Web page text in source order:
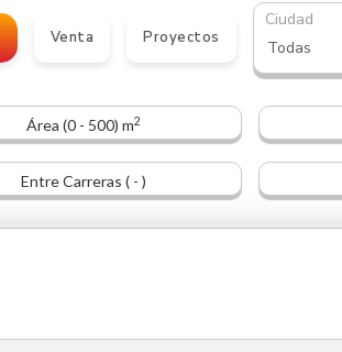
Venta Proyectos
Ciudad
Todas
Área (0 - 500) m2
Entre Carreras ( - )